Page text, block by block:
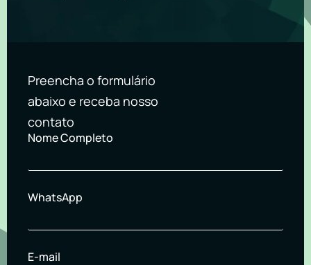
Preencha o formulário
abaixo e receba nosso
contato
Nome Completo
WhatsApp
E-mail